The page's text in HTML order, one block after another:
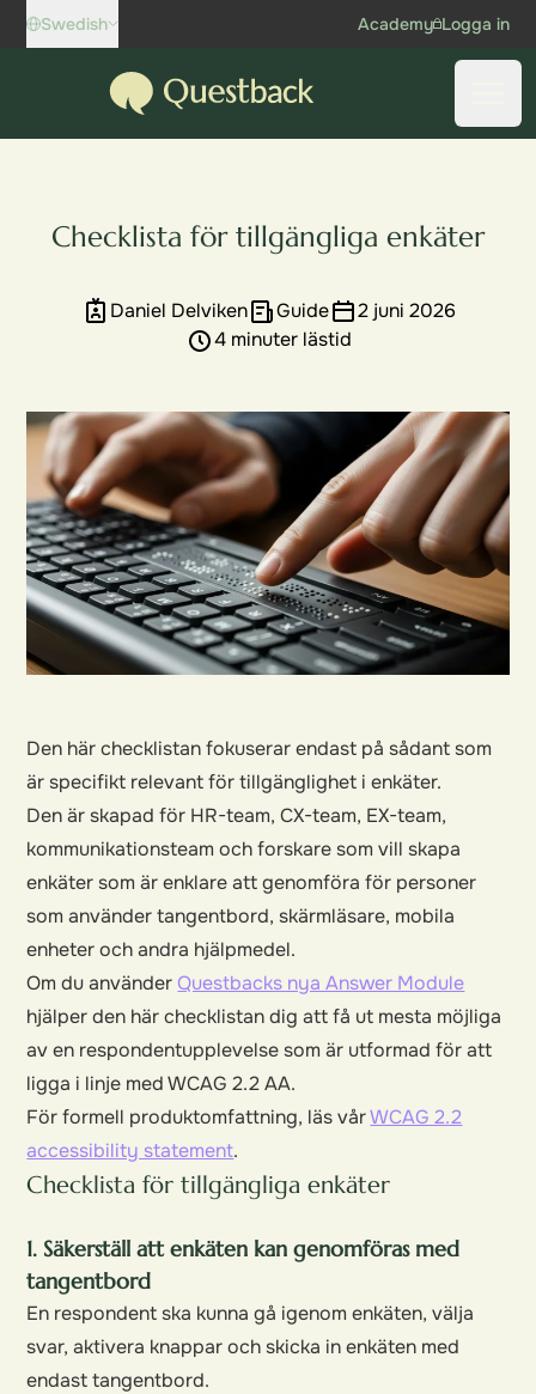
Skip to content
Swedish Academy Logga in
Questback
Checklista för tillgängliga enkäter
Daniel Delviken Guide
2 juni 2026
4 minuter lästid
Den här checklistan fokuserar endast på sådant som
är specifikt relevant för tillgänglighet i enkäter.
Den är skapad för HR-team, CX-team, EX-team,
kommunikationsteam och forskare som vill skapa
enkäter som är enklare att genomföra för personer
som använder tangentbord, skärmläsare, mobila
enheter och andra hjälpmedel.
Om du använderQuestbacks nya Answer Module
hjälper den här checklistan dig att få ut mesta möjliga
av en respondentupplevelse som är utformad för att
ligga i linje med WCAG 2.2 AA.
För formell produktomfattning, läs vårWCAG 2.2
accessibility statement.
Checklista för tillgängliga enkäter
1. Säkerställ att enkäten kan genomföras med
tangentbord
En respondent ska kunna gå igenom enkäten, välja
svar, aktivera knappar och skicka in enkäten med
endast tangentbord.